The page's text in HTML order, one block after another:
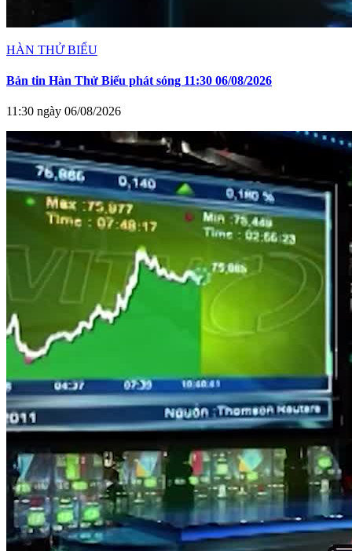
HÀN THỬ BIỂU
Bản tin Hàn Thử Biểu phát sóng 11:30 06/08/2026
11:30 ngày 06/08/2026